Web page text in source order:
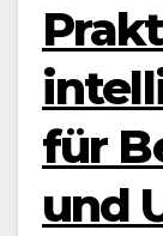
für
und